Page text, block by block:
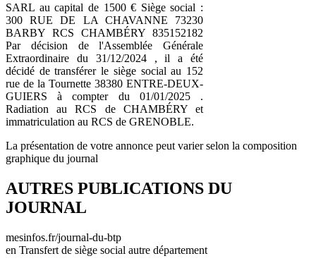
SARL au capital de 1500 € Siège social :
300 RUE DE LA CHAVANNE 73230
BARBY RCS CHAMBÉRY 835152182
Par décision de l'Assemblée Générale
Extraordinaire du 31/12/2024 , il a été
décidé de transférer le siège social au 152
rue de la Tournette 38380 ENTRE-DEUX-
GUIERS à compter du 01/01/2025 .
Radiation au RCS de CHAMBÉRY et
immatriculation au RCS de GRENOBLE.
La présentation de votre annonce peut varier selon la composition
graphique du journal
AUTRES PUBLICATIONS DU
JOURNAL
mesinfos.fr/journal-du-btp
en Transfert de siège social autre département